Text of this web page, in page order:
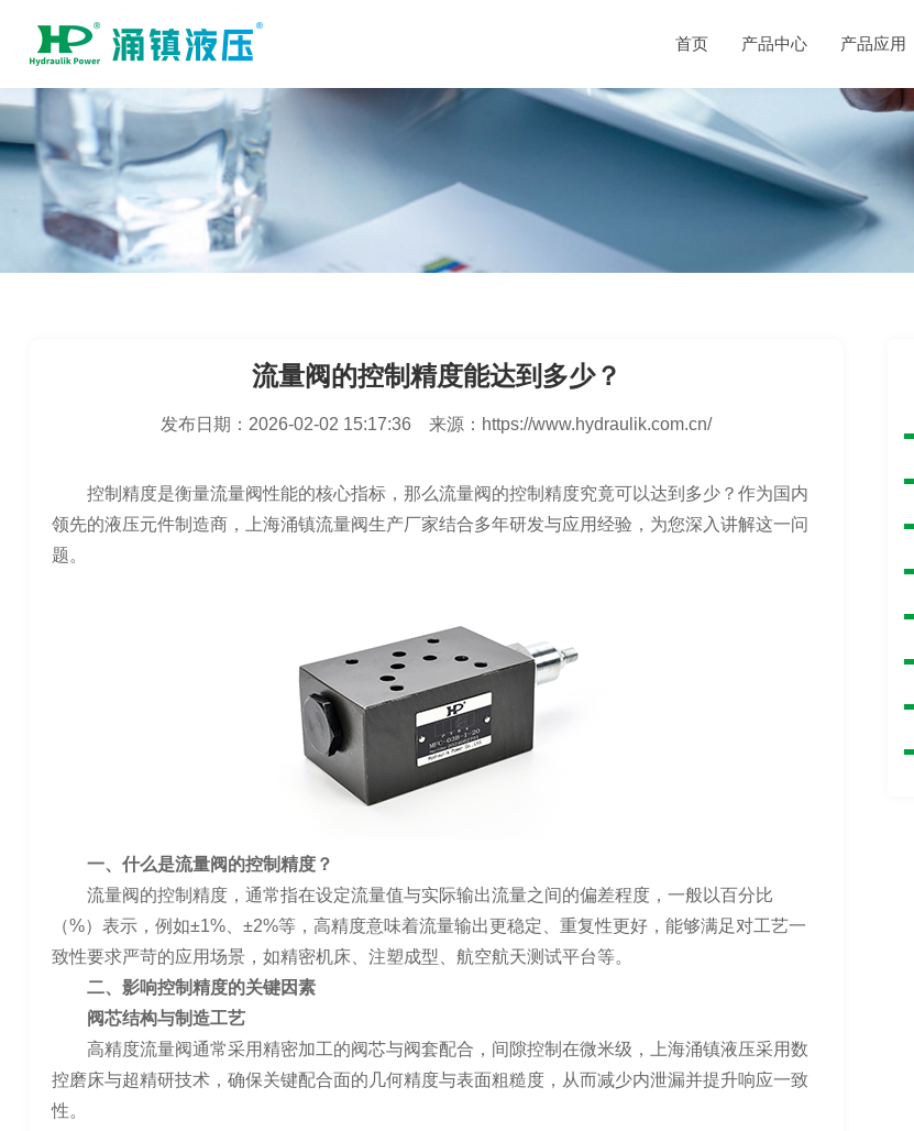
首页 产品中心 产品应用
流量阀的控制精度能达到多少？
发布日期： 2026-02-02 15:17:36 来源： https://www.hydraulik.com.cn/
控制精度是衡量流量阀性能的核心指标，那么流量阀的控制精度究竟可以达到多少？作为国内
领先的液压元件制造商，上海涌镇流量阀生产厂家结合多年研发与应用经验，为您深入讲解这一问
题。
一、什么是流量阀的控制精度？
流量阀的控制精度，通常指在设定流量值与实际输出流量之间的偏差程度，一般以百分比
（%）表示，例如±1%、±2%等，高精度意味着流量输出更稳定、重复性更好，能够满足对工艺一
致性要求严苛的应用场景，如精密机床、注塑成型、航空航天测试平台等。
二、影响控制精度的关键因素
阀芯结构与制造工艺
高精度流量阀通常采用精密加工的阀芯与阀套配合，间隙控制在微米级，上海涌镇液压采用数
控磨床与超精研技术，确保关键配合面的几何精度与表面粗糙度，从而减少内泄漏并提升响应一致
性。